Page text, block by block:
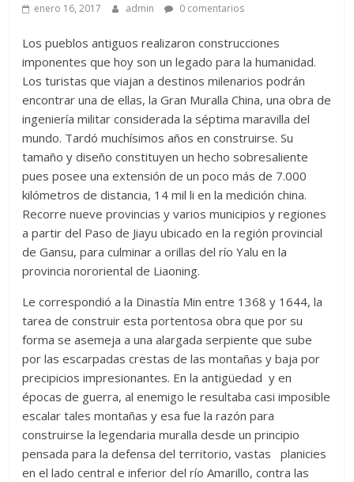
enero 16, 2017 admin 0 comentarios
Los pueblos antiguos realizaron construcciones
imponentes que hoy son un legado para la humanidad.
Los turistas que viajan a destinos milenarios podrán
encontrar una de ellas, la Gran Muralla China, una obra de
ingeniería militar considerada la séptima maravilla del
mundo. Tardó muchísimos años en construirse. Su
tamaño y diseño constituyen un hecho sobresaliente
pues posee una extensión de un poco más de 7.000
kilómetros de distancia, 14 mil li en la medición china.
Recorre nueve provincias y varios municipios y regiones
a partir del Paso de Jiayu ubicado en la región provincial
de Gansu, para culminar a orillas del río Yalu en la
provincia nororiental de Liaoning.
Le correspondió a la Dinastía Min entre 1368 y 1644, la
tarea de construir esta portentosa obra que por su
forma se asemeja a una alargada serpiente que sube
por las escarpadas crestas de las montañas y baja por
precipicios impresionantes. En la antigüedad y en
épocas de guerra, al enemigo le resultaba casi imposible
escalar tales montañas y esa fue la razón para
construirse la legendaria muralla desde un principio
pensada para la defensa del territorio, vastas planicies
en el lado central e inferior del río Amarillo, contra las